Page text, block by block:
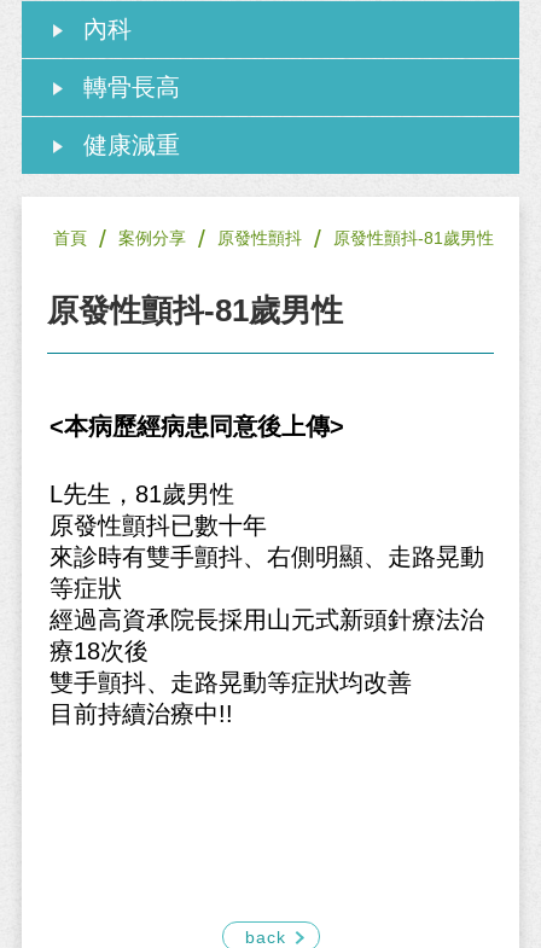
內科
轉骨長高
健康減重
首頁 / 案例分享 / 原發性顫抖 / 原發性顫抖-81歲男性
原發性顫抖-81歲男性
<本病歷經病患同意後上傳>
L先生，81歲男性
原發性顫抖已數十年
來診時有雙手顫抖、右側明顯、走路晃動
等症狀
經過高資承院長採用山元式新頭針療法治
療18次後
雙手顫抖、走路晃動等症狀均改善
目前持續治療中!!
back